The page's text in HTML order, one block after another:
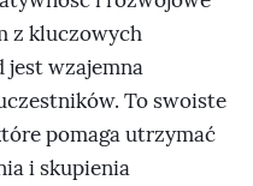
z kluczowych
jest wzajemna
To swoiste
pomaga utrzymać
i skupienia